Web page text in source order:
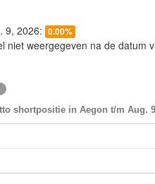
9, 2026: 0.00%
niet weergegeven na de datum
shortpositie in Aegon t/m Aug.